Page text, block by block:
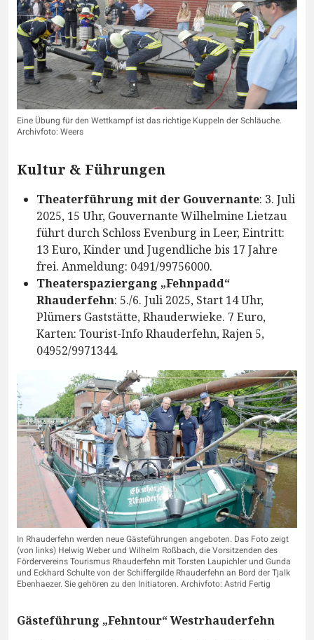
Eine Übung für den Wettkampf ist das richtige Kuppeln der Schläuche.
Archivfoto: Weers
Kultur & Führungen
Theaterführung mit der Gouvernante: 3. Juli
2025, 15 Uhr, Gouvernante Wilhelmine Lietzau
führt durch Schloss Evenburg in Leer, Eintritt:
13 Euro, Kinder und Jugendliche bis 17 Jahre
frei. Anmeldung: 0491/99756000.
Theaterspaziergang „Fehnpadd“
Rhauderfehn: 5./6. Juli 2025, Start 14 Uhr,
Plümers Gaststätte, Rhauderwieke. 7 Euro,
Karten: Tourist-Info Rhauderfehn, Rajen 5,
04952/9971344.
In Rhauderfehn werden neue Gästeführungen angeboten. Das Foto zeigt
(von links) Helwig Weber und Wilhelm Roßbach, die Vorsitzenden des
Fördervereins Tourismus Rhauderfehn mit Torsten Laupichler und Gunda
und Eckhard Schulte von der Schiffergilde Rhauderfehn an Bord der Tjalk
Ebenhaezer. Sie gehören zu den Initiatoren. Archivfoto: Astrid Fertig
Gästeführung „Fehntour“ Westrhauderfehn